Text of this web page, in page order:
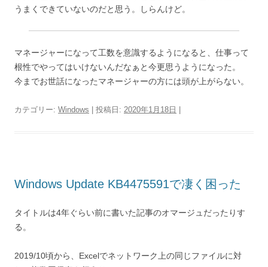
うまくできていないのだと思う。しらんけど。
マネージャーになって工数を意識するようになると、仕事って
根性でやってはいけないんだなぁと今更思うようになった。
今までお世話になったマネージャーの方には頭が上がらない。
カテゴリー: Windows | 投稿日: 2020年1月18日
Windows Update KB4475591で凄く困った
タイトルは4年ぐらい前に書いた記事のオマージュだったりす
る。
2019/10頃から、Excelでネットワーク上の同じファイルに対